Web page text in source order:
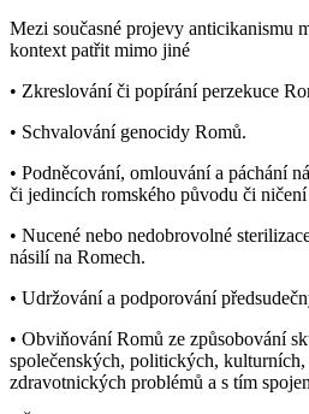
Mezi současné projevy anticikanismu
kontext patřit mimo jiné
• Zkreslování či popírání perzekuce
• Schvalování genocidy Romů.
• Podněcování, omlouvání a páchání
či jedincích romského původu či
• Nucené nebo nedobrovolné
násilí na Romech.
• Udržování a podporování
• Obviňování Romů ze způsobování
společenských, politických,
zdravotnických problémů a s tím